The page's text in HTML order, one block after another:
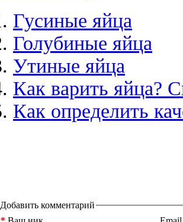
Гусиные яйца
Голубиные яйца
Утиные яйца
Как варить яйца?
Как определить
Добавить комментарий